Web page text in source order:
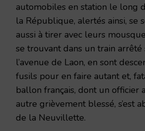
automobiles en station le long
la République, alertés ainsi, se
aussi à tirer avec leurs
se trouvant dans un train
l’avenue de Laon, en sont
fusils pour en faire autant et,
ballon français, dont un officier
autre grièvement blessé, s’est
de la Neuvillette.